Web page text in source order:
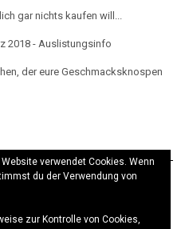
gar nichts kaufen will...
2018 - Auslistungsinfo
der eure Geschmacksknospen
ThemeKale· Realisierung
verwendet Cookies. Wenn
du der Verwendung von
zur Kontrolle von Cookies,